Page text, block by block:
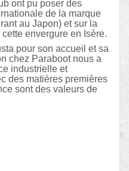
ont pu poser des
de la marque
au Japon) et sur la
envergure en Isère.
pour son accueil et sa
chez Paraboot nous a
industrielle et
des matières premières
sont des valeurs de